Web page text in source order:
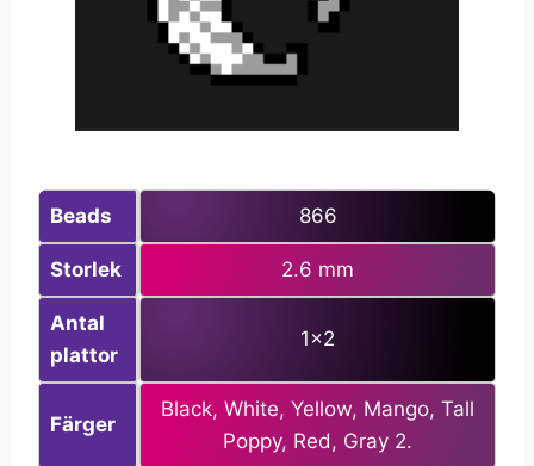
Beads 866
Storlek 2.6 mm
Antal
plattor
1×2
Färger
Black, White, Yellow, Mango, Tall
Poppy, Red, Gray 2.